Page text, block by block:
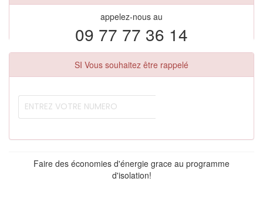
appelez-nous au
09 77 77 36 14
SI Vous souhaitez être rappelé
Faire des économies d'énergie grace au programme
d'isolation!